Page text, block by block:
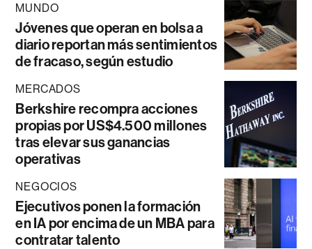
MUNDO
Jóvenes que operan en bolsa a
diario reportan más sentimientos
de fracaso, según estudio
MERCADOS
Berkshire recompra acciones
propias por US$4.500 millones
tras elevar sus ganancias
operativas
NEGOCIOS
Ejecutivos ponen la formación
en IA por encima de un MBA para
contratar talento